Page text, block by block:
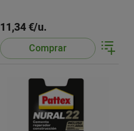
11,34 €/u.
Comprar